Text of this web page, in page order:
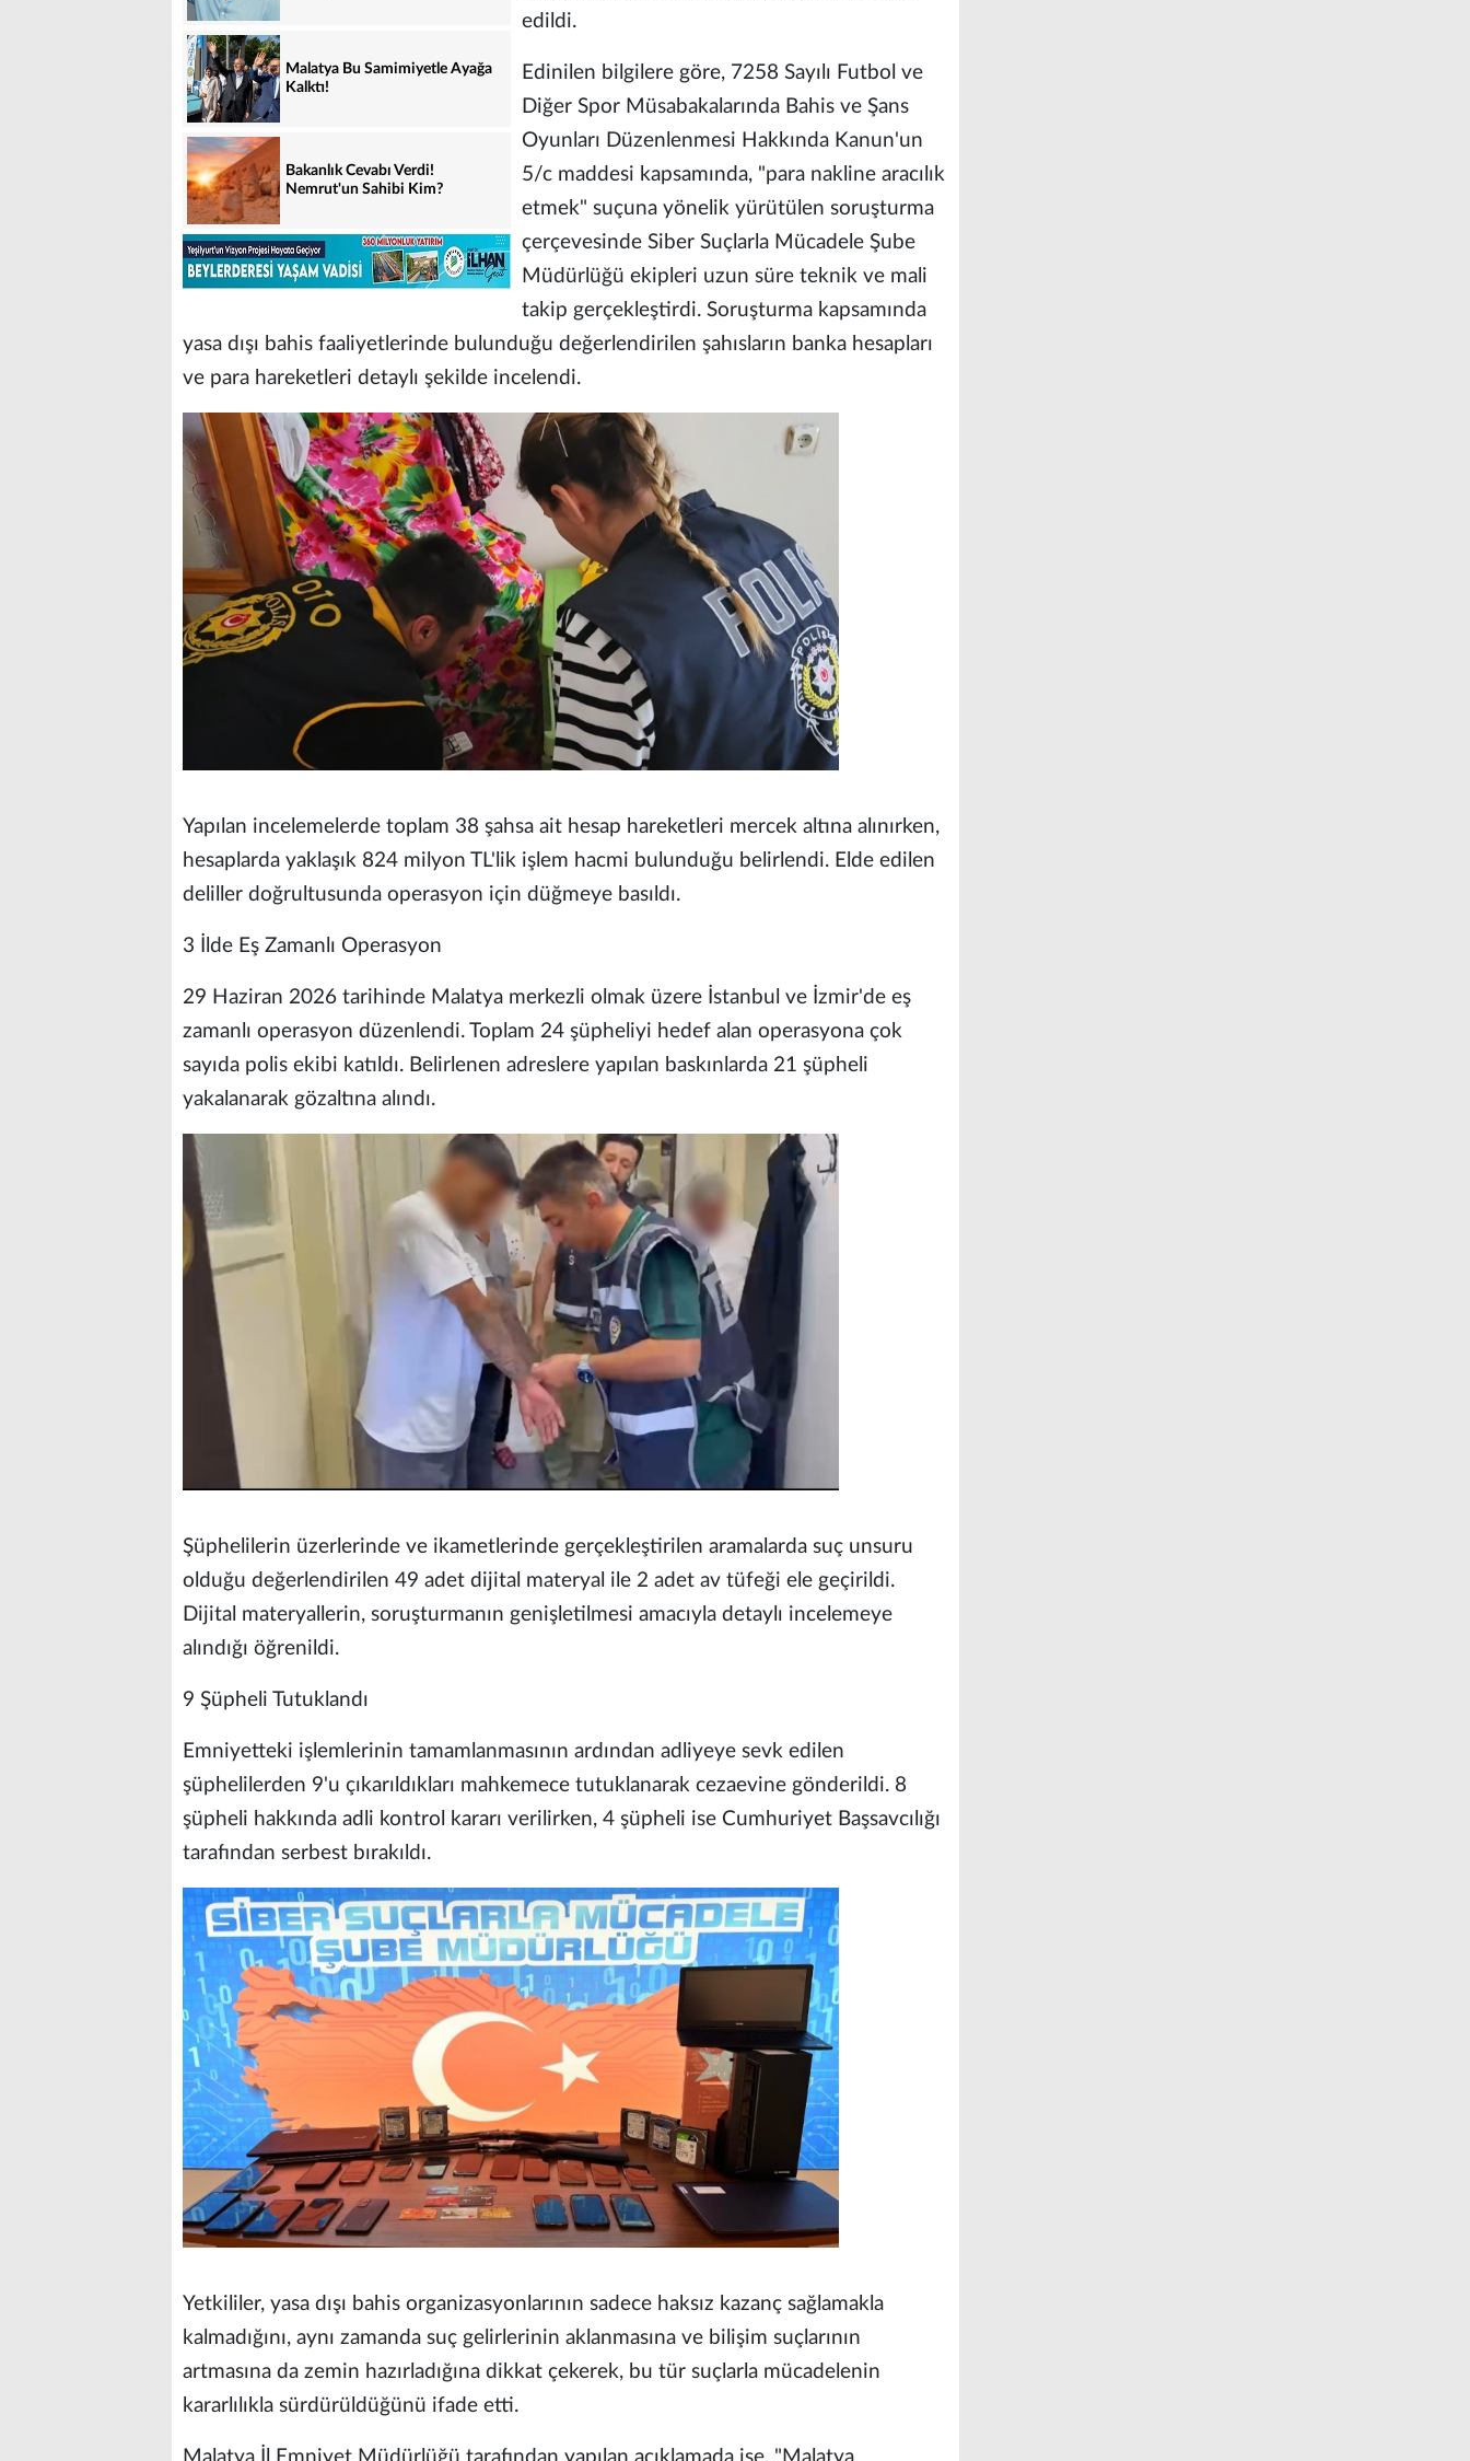
Malatya Bu Samimiyetle Ayağa
Kalktı!
Bakanlık Cevabı Verdi!
Nemrut'un Sahibi Kim?
edildi.
Edinilen bilgilere göre, 7258 Sayılı Futbol ve
Diğer Spor Müsabakalarında Bahis ve Şans
Oyunları Düzenlenmesi Hakkında Kanun'un
5/c maddesi kapsamında, "para nakline aracılık
etmek" suçuna yönelik yürütülen soruşturma
çerçevesinde Siber Suçlarla Mücadele Şube
Müdürlüğü ekipleri uzun süre teknik ve mali
takip gerçekleştirdi. Soruşturma kapsamında
yasa dışı bahis faaliyetlerinde bulunduğu değerlendirilen şahısların banka hesapları
ve para hareketleri detaylı şekilde incelendi.
Yapılan incelemelerde toplam 38 şahsa ait hesap hareketleri mercek altına alınırken,
hesaplarda yaklaşık 824 milyon TL'lik işlem hacmi bulunduğu belirlendi. Elde edilen
deliller doğrultusunda operasyon için düğmeye basıldı.
3 İlde Eş Zamanlı Operasyon
29 Haziran 2026 tarihinde Malatya merkezli olmak üzere İstanbul ve İzmir'de eş
zamanlı operasyon düzenlendi. Toplam 24 şüpheliyi hedef alan operasyona çok
sayıda polis ekibi katıldı. Belirlenen adreslere yapılan baskınlarda 21 şüpheli
yakalanarak gözaltına alındı.
Şüphelilerin üzerlerinde ve ikametlerinde gerçekleştirilen aramalarda suç unsuru
olduğu değerlendirilen 49 adet dijital materyal ile 2 adet av tüfeği ele geçirildi.
Dijital materyallerin, soruşturmanın genişletilmesi amacıyla detaylı incelemeye
alındığı öğrenildi.
9 Şüpheli Tutuklandı
Emniyetteki işlemlerinin tamamlanmasının ardından adliyeye sevk edilen
şüphelilerden 9'u çıkarıldıkları mahkemece tutuklanarak cezaevine gönderildi. 8
şüpheli hakkında adli kontrol kararı verilirken, 4 şüpheli ise Cumhuriyet Başsavcılığı
tarafından serbest bırakıldı.
Yetkililer, yasa dışı bahis organizasyonlarının sadece haksız kazanç sağlamakla
kalmadığını, aynı zamanda suç gelirlerinin aklanmasına ve bilişim suçlarının
artmasına da zemin hazırladığına dikkat çekerek, bu tür suçlarla mücadelenin
kararlılıkla sürdürüldüğünü ifade etti.